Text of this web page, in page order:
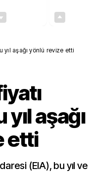
yıl aşağı yönlü revize etti
aşağı
etti
(EIA), bu yıl ve